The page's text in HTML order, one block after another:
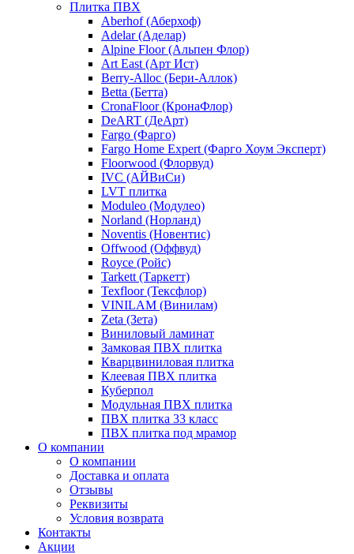
Плитка ПВХ
Aberhof (Аберхоф)
Adelar (Аделар)
Alpine Floor (Альпен Флор)
Art East (Арт Ист)
Berry-Alloc (Бери-Аллок)
Betta (Бетта)
CronaFloor (КронаФлор)
DeART (ДеАрт)
Fargo (Фарго)
Fargo Home Expert (Фарго Хоум Эксперт)
Floorwood (Флорвуд)
IVC (АЙВиСи)
LVT плитка
Moduleo (Модулео)
Norland (Норланд)
Noventis (Новентис)
Offwood (Оффвуд)
Royce (Ройс)
Tarkett (Таркетт)
Texfloor (Тексфлор)
VINILAM (Винилам)
Zeta (Зета)
Виниловый ламинат
Замковая ПВХ плитка
Кварцвиниловая плитка
Клеевая ПВХ плитка
Куберпол
Модульная ПВХ плитка
ПВХ плитка 33 класс
ПВХ плитка под мрамор
О компании
О компании
Доставка и оплата
Отзывы
Реквизиты
Условия возврата
Контакты
Акции